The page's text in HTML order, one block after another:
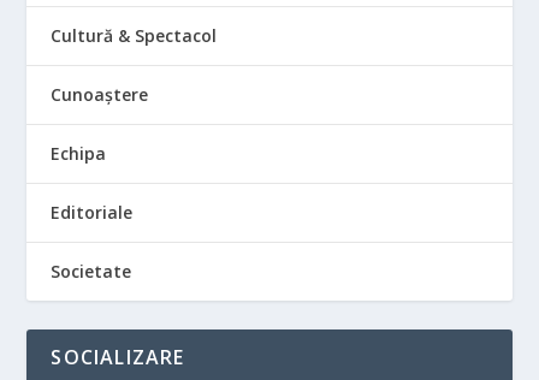
Cultură & Spectacol
Cunoaștere
Echipa
Editoriale
Societate
SOCIALIZARE